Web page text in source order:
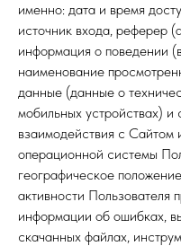
именно: дата и время
источник входа, реферер
информация о поведении
наименование
данные (данные о
мобильных устройствах) и
взаимодействия с Сайтом
операционной системы
географическое
активности Пользователя
информации об ошибках,
скачанных файлах,